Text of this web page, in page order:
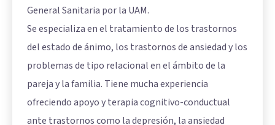
General Sanitaria por la UAM.
Se especializa en el tratamiento de los trastornos
del estado de ánimo, los trastornos de ansiedad y los
problemas de tipo relacional en el ámbito de la
pareja y la familia. Tiene mucha experiencia
ofreciendo apoyo y terapia cognitivo-conductual
ante trastornos como la depresión, la ansiedad